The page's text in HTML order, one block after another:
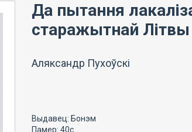
Да пытання
старажытнай Літвы
Аляксандр Пухоўскі
Выдавец: Бонэм
Памер: 40с.